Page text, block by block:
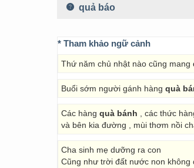
quả báo
* Tham khảo ngữ cảnh
Thứ năm chủ nhật nào cũng mang
Buổi sớm người gánh hàng quà
Các hàng quà bánh , các thức
và bên kia đường , mùi thơm nồi
Cha sinh mẹ dưỡng ra con
Cũng như trời đất nước non không